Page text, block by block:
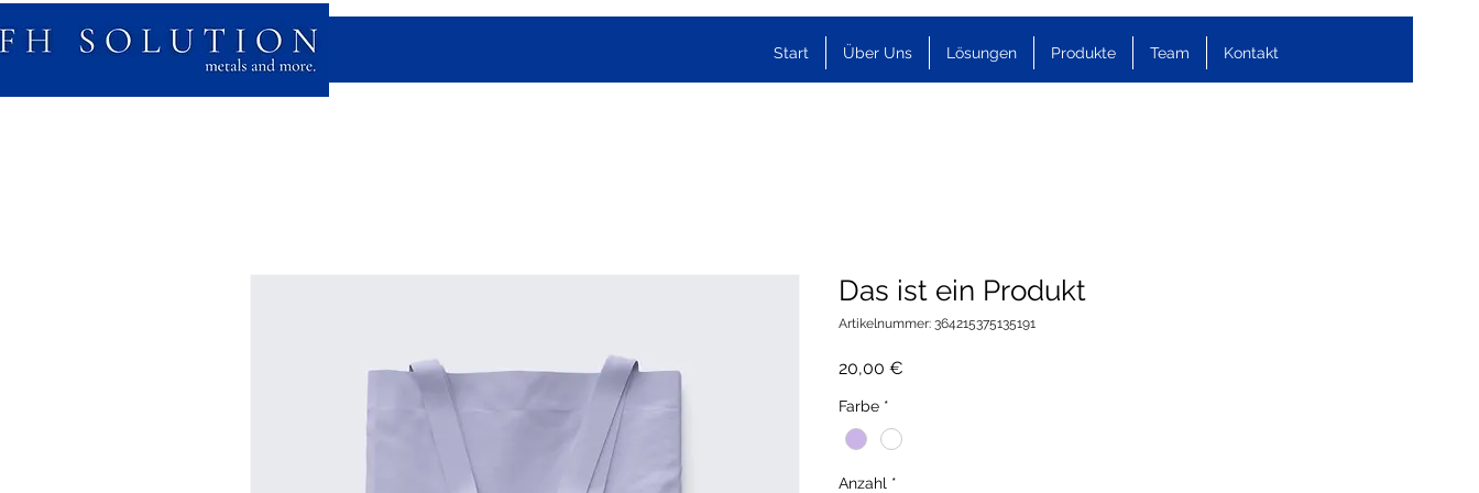
Start Über Uns Lösungen Produkte Team Kontakt
Das ist ein Produkt
Artikelnummer: 364215375135191
20,00 €
Farbe *
Anzahl *